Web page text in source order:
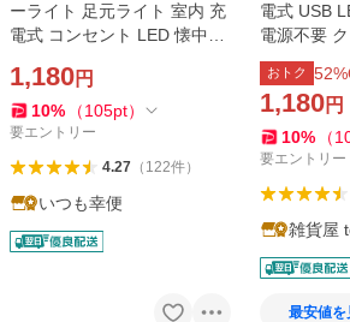
ーライト 足元ライト 室内 充
電式 コンセント LED 懐中電
トライト 省エネ 防災
1,180円
10% （105pt）
要エントリー
4.27（ 122件）
いつも幸便
電式 USB
電源不要
停電 3個 セ
磁石 おしゃ
式 爆買
おトク 52
1,180円
10% （
要エントリー
雑貨屋
最安値を